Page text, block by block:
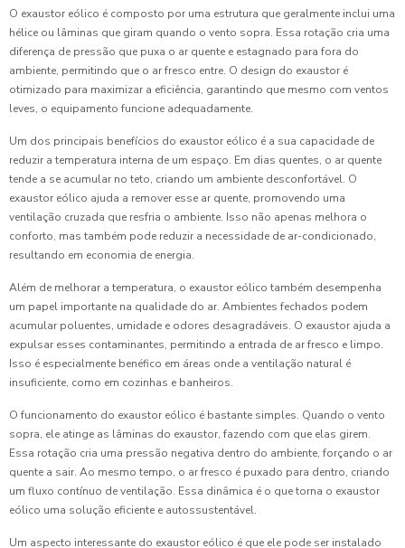
O exaustor eólico é composto por uma estrutura que geralmente inclui uma
hélice ou lâminas que giram quando o vento sopra. Essa rotação cria uma
diferença de pressão que puxa o ar quente e estagnado para fora do
ambiente, permitindo que o ar fresco entre. O design do exaustor é
otimizado para maximizar a eficiência, garantindo que mesmo com ventos
leves, o equipamento funcione adequadamente.
Um dos principais benefícios do exaustor eólico é a sua capacidade de
reduzir a temperatura interna de um espaço. Em dias quentes, o ar quente
tende a se acumular no teto, criando um ambiente desconfortável. O
exaustor eólico ajuda a remover esse ar quente, promovendo uma
ventilação cruzada que resfria o ambiente. Isso não apenas melhora o
conforto, mas também pode reduzir a necessidade de ar-condicionado,
resultando em economia de energia.
Além de melhorar a temperatura, o exaustor eólico também desempenha
um papel importante na qualidade do ar. Ambientes fechados podem
acumular poluentes, umidade e odores desagradáveis. O exaustor ajuda a
expulsar esses contaminantes, permitindo a entrada de ar fresco e limpo.
Isso é especialmente benéfico em áreas onde a ventilação natural é
insuficiente, como em cozinhas e banheiros.
O funcionamento do exaustor eólico é bastante simples. Quando o vento
sopra, ele atinge as lâminas do exaustor, fazendo com que elas girem.
Essa rotação cria uma pressão negativa dentro do ambiente, forçando o ar
quente a sair. Ao mesmo tempo, o ar fresco é puxado para dentro, criando
um fluxo contínuo de ventilação. Essa dinâmica é o que torna o exaustor
eólico uma solução eficiente e autossustentável.
Um aspecto interessante do exaustor eólico é que ele pode ser instalado